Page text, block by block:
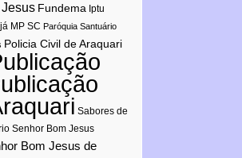
Fundema Iptu
MP SC Paróquia Santuário
Policia Civil de Araquari
Sabores de
Senhor Bom Jesus
Bom Jesus de